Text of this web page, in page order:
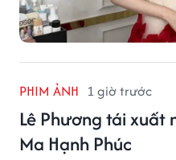
PHIM ẢNH 1 giờ trước
Lê Phương tái xuất
Ma Hạnh Phúc